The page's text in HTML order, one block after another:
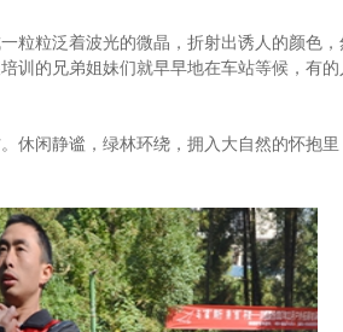
粒粒泛着波光的微晶，折射出诱人的颜色
的兄弟姐妹们就早早地在车站等候，有
休闲静谧，绿林环绕，拥入大自然的怀抱